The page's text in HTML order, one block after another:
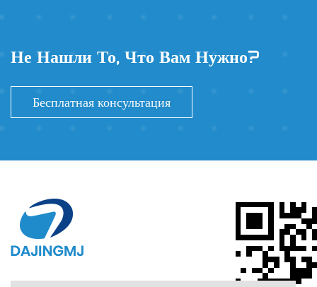
Не Нашли То, Что Вам Нужно?
Бесплатная консультация